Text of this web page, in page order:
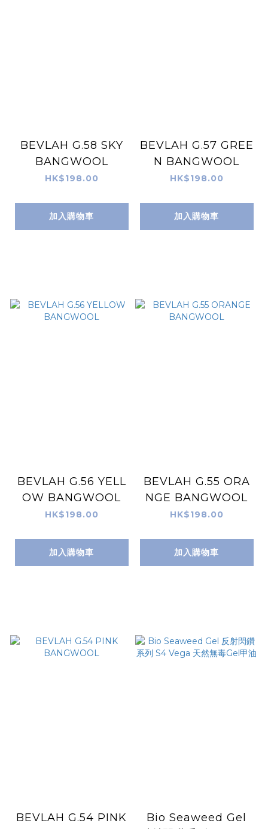
BEVLAH G.58 SKY
BANGWOOL
HK$198.00
加入購物車
BEVLAH G.57 GREE
N BANGWOOL
HK$198.00
加入購物車
BEVLAH G.56 YELL
OW BANGWOOL
HK$198.00
加入購物車
BEVLAH G.55 ORA
NGE BANGWOOL
HK$198.00
加入購物車
BEVLAH G.54 PINK
Bio Seaweed Gel